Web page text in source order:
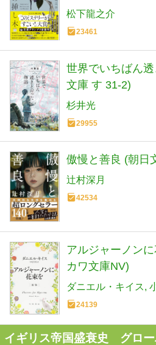
松下龍之介
23461
世界でいちばん
文庫 す 31-2)
杉井光
29955
傲慢と善良 (朝日
辻村深月
42534
アルジャーノン
カワ文庫NV)
ダニエル・キイス
24139
イギリス帝国盛衰史 グロー